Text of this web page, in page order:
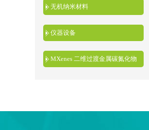
无机纳米材料
仪器设备
MXenes 二维过渡金属碳氮化物